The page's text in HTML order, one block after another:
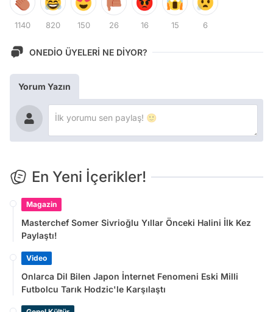
1140 820 150 26 16 15 6
ONEDİO ÜYELERİ NE DİYOR?
Yorum Yazın
En Yeni İçerikler!
Magazin
Masterchef Somer Sivrioğlu Yıllar Önceki Halini İlk Kez
Paylaştı!
Video
Onlarca Dil Bilen Japon İnternet Fenomeni Eski Milli
Futbolcu Tarık Hodzic'le Karşılaştı